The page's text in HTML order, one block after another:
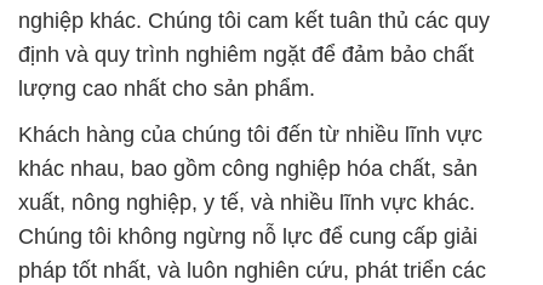
nghiệp khác. Chúng tôi cam kết tuân thủ các quy
định và quy trình nghiêm ngặt để đảm bảo chất
lượng cao nhất cho sản phẩm.
Khách hàng của chúng tôi đến từ nhiều lĩnh vực
khác nhau, bao gồm công nghiệp hóa chất, sản
xuất, nông nghiệp, y tế, và nhiều lĩnh vực khác.
Chúng tôi không ngừng nỗ lực để cung cấp giải
pháp tốt nhất, và luôn nghiên cứu, phát triển các